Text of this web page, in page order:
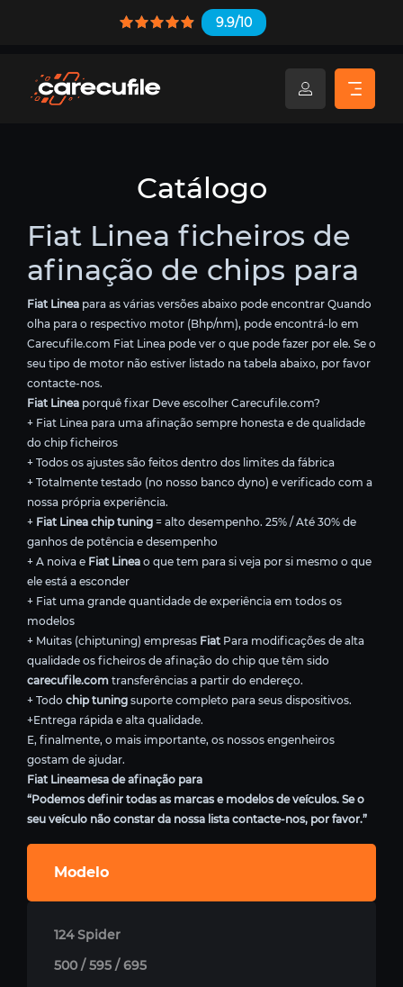
9.9/10
Catálogo
Fiat Linea ficheiros de
afinação de chips para
Fiat Linea para as várias versões abaixo pode encontrar Quando
olha para o respectivo motor (Bhp/nm), pode encontrá-lo em
Carecufile.com Fiat Linea pode ver o que pode fazer por ele. Se o
seu tipo de motor não estiver listado na tabela abaixo, por favor
contacte-nos.
Fiat Linea porquê fixar Deve escolher Carecufile.com?
+ Fiat Linea para uma afinação sempre honesta e de qualidade
do chip ficheiros
+ Todos os ajustes são feitos dentro dos limites da fábrica
+ Totalmente testado (no nosso banco dyno) e verificado com a
nossa própria experiência.
+ Fiat Linea chip tuning = alto desempenho. 25% / Até 30% de
ganhos de potência e desempenho
+ A noiva e Fiat Linea o que tem para si veja por si mesmo o que
ele está a esconder
+ Fiat uma grande quantidade de experiência em todos os
modelos
+ Muitas (chiptuning) empresas Fiat Para modificações de alta
qualidade os ficheiros de afinação do chip que têm sido
carecufile.com transferências a partir do endereço.
+ Todo chip tuning suporte completo para seus dispositivos.
+Entrega rápida e alta qualidade.
E, finalmente, o mais importante, os nossos engenheiros
gostam de ajudar.
Fiat Lineamesa de afinação para
“Podemos definir todas as marcas e modelos de veículos. Se o
seu veículo não constar da nossa lista contacte-nos, por favor.”
Modelo
124 Spider
500 / 595 / 695